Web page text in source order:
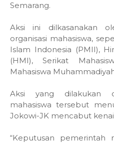
Semarang.
Aksi ini dilkasanakan
organisasi mahasiswa,
Islam Indonesia (PMII),
(HMI), Serikat
Mahasiswa
Aksi yang dilakukan
mahasiswa tersebut
Jokowi-JK mencabut
“Keputusan pemerintah